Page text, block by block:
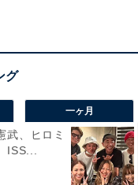
一ヶ月
武、ヒロミ
ISS...